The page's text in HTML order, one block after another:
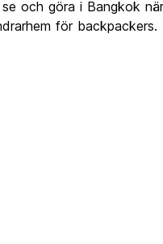
och göra i Bangkok
för backpackers.